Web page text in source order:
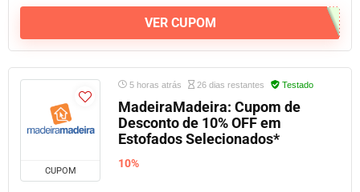
VER CUPOM
CUPOM
5 horas atrás 26 dias restantes Testado
MadeiraMadeira: Cupom de
Desconto de 10% OFF em
Estofados Selecionados*
10%